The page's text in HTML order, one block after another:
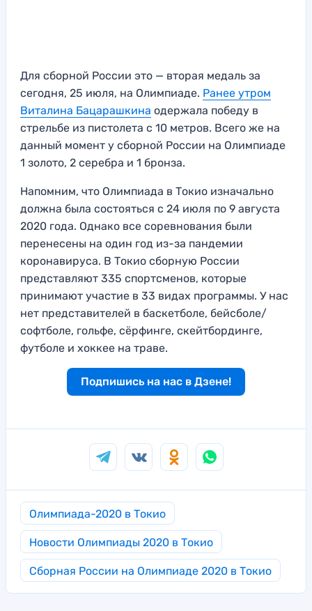
Для сборной России это — вторая медаль за
сегодня, 25 июля, на Олимпиаде. Ранее утром
Виталина Бацарашкина одержала победу в
стрельбе из пистолета с 10 метров. Всего же на
данный момент у сборной России на Олимпиаде
1 золото, 2 серебра и 1 бронза.
Напомним, что Олимпиада в Токио изначально
должна была состояться с 24 июля по 9 августа
2020 года. Однако все соревнования были
перенесены на один год из-за пандемии
коронавируса. В Токио сборную России
представляют 335 спортсменов, которые
принимают участие в 33 видах программы. У нас
нет представителей в баскетболе, бейсболе/
софтболе, гольфе, сёрфинге, скейтбординге,
футболе и хоккее на траве.
Подпишись на нас в Дзене!
Олимпиада-2020 в Токио
Новости Олимпиады 2020 в Токио
Сборная России на Олимпиаде 2020 в Токио